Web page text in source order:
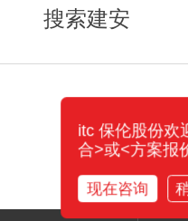
搜索建安
itc 保伦股份欢
合>或<方案报
现在咨询